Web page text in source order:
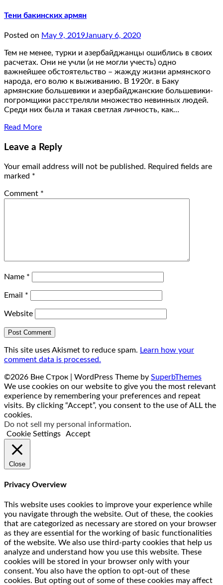
Тени бакинских армян
Posted on May 9, 2019January 6, 2020
Тем не менее, турки и азербайджанцы ошиблись в своих
расчетах. Они не учли (и не могли учесть) одно
важнейшее обстоятельство – жажду жизни армянского
народа, его волю к выживанию. В 1920г. в Баку
армянские большевики и азербайджанские большевики-
погромщики расстреляли множество невинных людей.
Среди них была и такая светлая личность, как…
Read More
Leave a Reply
Your email address will not be published. Required fields are
marked *
Comment *
Name *
Email *
Website
This site uses Akismet to reduce spam. Learn how your
comment data is processed.
©2026 Вне Строк | WordPress Theme by SuperbThemes
We use cookies on our website to give you the most relevant
experience by remembering your preferences and repeat
visits. By clicking “Accept”, you consent to the use of ALL the
cookies.
Do not sell my personal information.
Cookie Settings
Accept
Close
Privacy Overview
This website uses cookies to improve your experience while
you navigate through the website. Out of these, the cookies
that are categorized as necessary are stored on your browser
as they are essential for the working of basic functionalities
of the website. We also use third-party cookies that help us
analyze and understand how you use this website. These
cookies will be stored in your browser only with your
consent. You also have the option to opt-out of these
cookies. But opting out of some of these cookies may affect